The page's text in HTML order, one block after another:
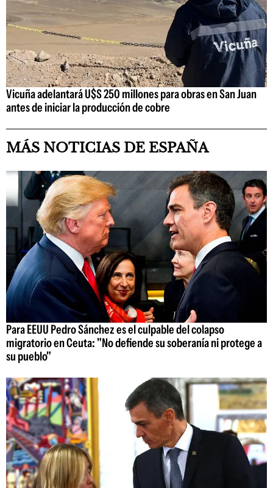
Vicuña adelantará U$S 250 millones para obras en San Juan
antes de iniciar la producción de cobre
MÁS NOTICIAS DE ESPAÑA
Para EEUU Pedro Sánchez es el culpable del colapso
migratorio en Ceuta: "No defiende su soberanía ni protege a
su pueblo"